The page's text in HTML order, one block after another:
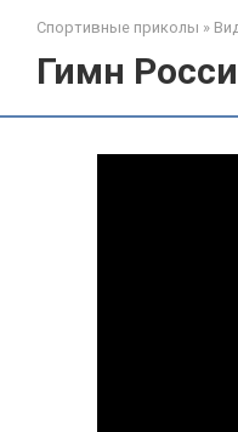
Спортивные приколы »
Гимн